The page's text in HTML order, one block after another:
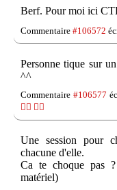
Berf. Pour moi ici
Commentaire #106572
Personne tique sur
^^
Commentaire #106577
👍🏽 👎🏽
Une session pour
chacune d'elle.
Ca te choque pas ?
matériel)